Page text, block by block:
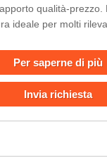
qualità-prezzo.
ideale per molti
Per saperne di più
Invia richiesta